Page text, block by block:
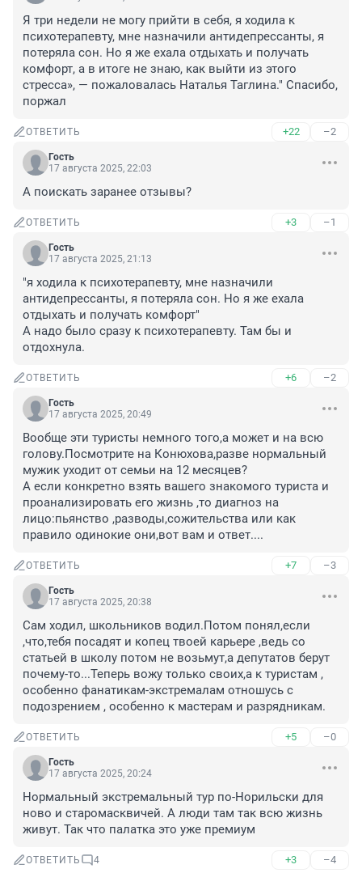
Я три недели не могу прийти в себя, я ходила к
психотерапевту, мне назначили антидепрессанты, я
потеряла сон. Но я же ехала отдыхать и получать
комфорт, а в итоге не знаю, как выйти из этого
стресса», — пожаловалась Наталья Таглина." Спасибо,
поржал
ОТВЕТИТЬ +22 –2
Гость
17 августа 2025, 22:03
А поискать заранее отзывы?
ОТВЕТИТЬ +3 –1
Гость
17 августа 2025, 21:13
"я ходила к психотерапевту, мне назначили
антидепрессанты, я потеряла сон. Но я же ехала
отдыхать и получать комфорт"
А надо было сразу к психотерапевту. Там бы и
отдохнула.
ОТВЕТИТЬ +6 –2
Гость
17 августа 2025, 20:49
Вообще эти туристы немного того,а может и на всю
голову.Посмотрите на Конюхова,разве нормальный
мужик уходит от семьи на 12 месяцев?
А если конкретно взять вашего знакомого туриста и
проанализировать его жизнь ,то диагноз на
лицо:пьянство ,разводы,сожительства или как
правило одинокие они,вот вам и ответ....
ОТВЕТИТЬ +7 –3
Гость
17 августа 2025, 20:38
Сам ходил, школьников водил.Потом понял,если
,что,тебя посадят и копец твоей карьере ,ведь со
статьей в школу потом не возьмут,а депутатов берут
почему-то...Теперь вожу только своих,а к туристам ,
особенно фанатикам-экстремалам отношусь с
подозрением , особенно к мастерам и разрядникам.
ОТВЕТИТЬ +5 –0
Гость
17 августа 2025, 20:24
Нормальный экстремальный тур по-Норильски для
ново и старомасквичей. А люди там так всю жизнь
живут. Так что палатка это уже премиум
ОТВЕТИТЬ 4 +3 –4